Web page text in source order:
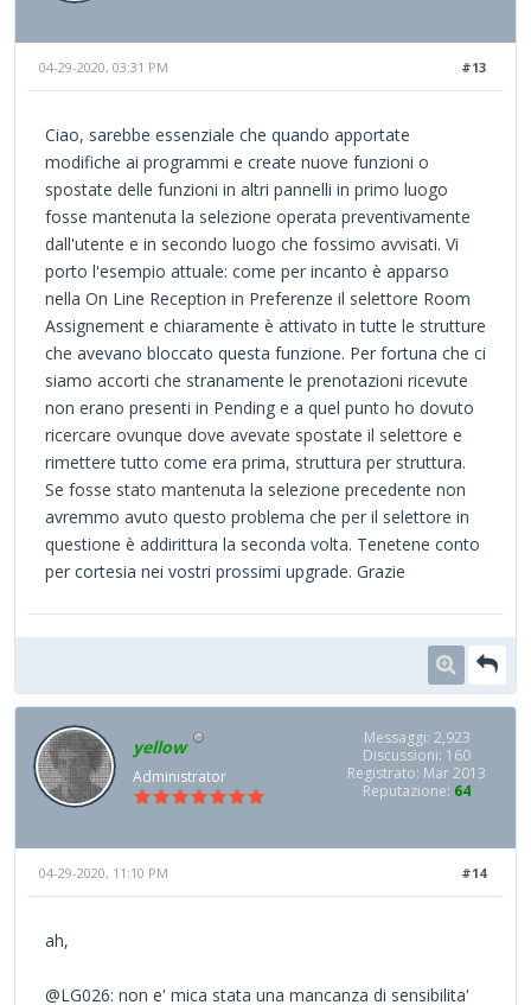
#13
04-29-2020, 03:31 PM
Ciao, sarebbe essenziale che quando apportate
modifiche ai programmi e create nuove funzioni o
spostate delle funzioni in altri pannelli in primo luogo
fosse mantenuta la selezione operata preventivamente
dall'utente e in secondo luogo che fossimo avvisati. Vi
porto l'esempio attuale: come per incanto è apparso
nella On Line Reception in Preferenze il selettore Room
Assignement e chiaramente è attivato in tutte le strutture
che avevano bloccato questa funzione. Per fortuna che ci
siamo accorti che stranamente le prenotazioni ricevute
non erano presenti in Pending e a quel punto ho dovuto
ricercare ovunque dove avevate spostate il selettore e
rimettere tutto come era prima, struttura per struttura.
Se fosse stato mantenuta la selezione precedente non
avremmo avuto questo problema che per il selettore in
questione è addirittura la seconda volta. Tenetene conto
per cortesia nei vostri prossimi upgrade. Grazie
yellow
Administrator
Messaggi: 2,923
Discussioni: 160
Registrato: Mar 2013
Reputazione: 64
#14
04-29-2020, 11:10 PM
ah,
@LG026: non e' mica stata una mancanza di sensibilita'